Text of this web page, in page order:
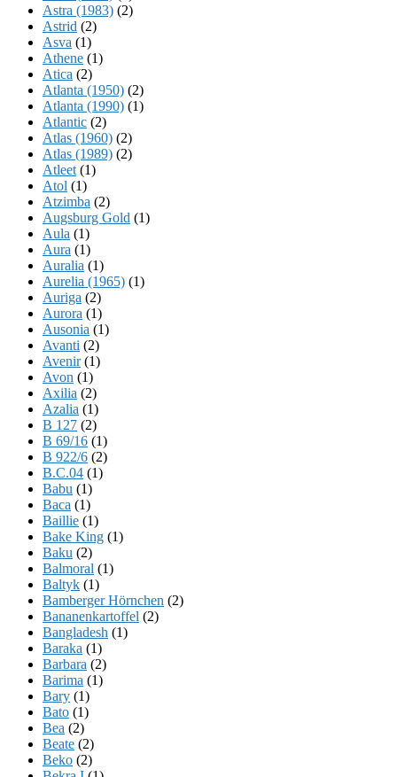
Astra (1983) (2)
Astrid (2)
Asva (1)
Athene (1)
Atica (2)
Atlanta (1950) (2)
Atlanta (1990) (1)
Atlantic (2)
Atlas (1960) (2)
Atlas (1989) (2)
Atleet (1)
Atol (1)
Atzimba (2)
Augsburg Gold (1)
Aula (1)
Aura (1)
Auralia (1)
Aurelia (1965) (1)
Auriga (2)
Aurora (1)
Ausonia (1)
Avanti (2)
Avenir(1)
Avon (1)
Axilia (2)
Azalia (1)
B 127 (2)
B 69/16 (1)
B 922/6 (2)
B.C.04 (1)
Babu (1)
Baca (1)
Baillie (1)
Bake King (1)
Baku (2)
Balmoral (1)
Baltyk (1)
Bamberger Hörnchen (2)
Bananenkartoffel (2)
Bangladesh (1)
Baraka (1)
Barbara (2)
Barima (1)
Bary (1)
Bato (1)
Bea (2)
Beate (2)
Beko (2)